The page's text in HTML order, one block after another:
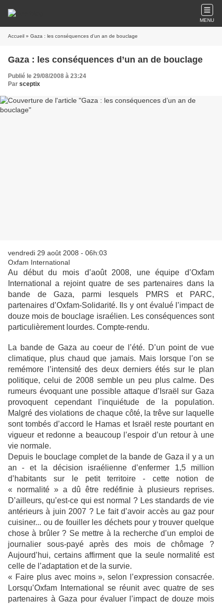
MENU
Accueil » Gaza : les conséquences d’un an de bouclage
Gaza : les conséquences d’un an de bouclage
Publié le 29/08/2008 à 23:24
Par sceptix
vendredi 29 août 2008 - 06h:03
Oxfam International
Au début du mois d’août 2008, une équipe d’Oxfam
International a rejoint quatre de ses partenaires dans la
bande de Gaza, parmi lesquels PMRS et PARC,
partenaires d’Oxfam-Solidarité. Ils y ont évalué l’impact de
douze mois de bouclage israélien. Les conséquences sont
particulièrement lourdes. Compte-rendu.
La bande de Gaza au coeur de l’été. D’un point de vue
climatique, plus chaud que jamais. Mais lorsque l’on se
remémore l’intensité des deux derniers étés sur le plan
politique, celui de 2008 semble un peu plus calme. Des
rumeurs évoquant une possible attaque d’Israël sur Gaza
provoquent cependant l’inquiétude de la population.
Malgré des violations de chaque côté, la trêve sur laquelle
sont tombés d’accord le Hamas et Israël reste pourtant en
vigueur et redonne a beaucoup l’espoir d’un retour à une
vie normale.
Depuis le bouclage complet de la bande de Gaza il y a un
an - et la décision israélienne d’enfermer 1,5 million
d’habitants sur le petit territoire - cette notion de
« normalité » a dû être redéfinie à plusieurs reprises.
D’ailleurs, qu’est-ce qui est normal ? Les standards de vie
antérieurs à juin 2007 ? Le fait d’avoir accès au gaz pour
cuisiner... ou de fouiller les déchets pour y trouver quelque
chose à brûler ? Se mettre à la recherche d’un emploi de
journalier sous-payé après des mois de chômage ?
Aujourd’hui, certains affirment que la seule normalité est
celle de l’adaptation et de la survie.
« Faire plus avec moins », selon l’expression consacrée.
Lorsqu’Oxfam International se réunit avec quatre de ses
partenaires à Gaza pour évaluer l’impact de douze mois